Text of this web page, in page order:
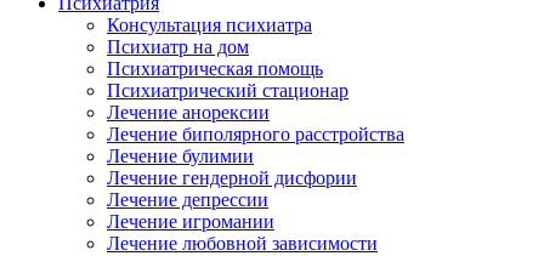
Консультация психиатра
Психиатр на дом
Психиатрическая помощь
Психиатрический стационар
Лечение анорексии
Лечение биполярного расстройства
Лечение булимии
Лечение гендерной дисфории
Лечение депрессии
Лечение игромании
Лечение любовной зависимости